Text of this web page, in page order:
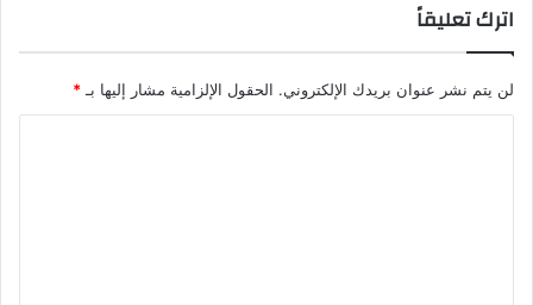
اترك تعليقاً
لن يتم نشر عنوان بريدك الإلكتروني. الحقول الإلزامية مشار إليها بـ *